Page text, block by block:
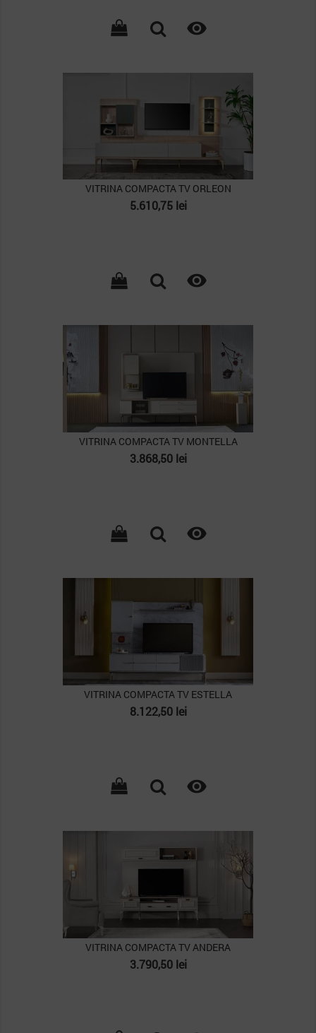

VITRINA COMPACTA TV ORLEON
Pret
5.610,75 lei

VITRINA COMPACTA TV MONTELLA
Pret
3.868,50 lei

VITRINA COMPACTA TV ESTELLA
Pret
8.122,50 lei

VITRINA COMPACTA TV ANDERA
Pret
3.790,50 lei